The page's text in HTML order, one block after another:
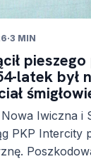
·3 MIN
latek był
Iwiczna i
PKP Intercity